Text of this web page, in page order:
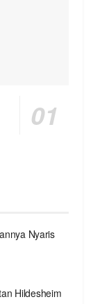
Nyaris
Hildesheim